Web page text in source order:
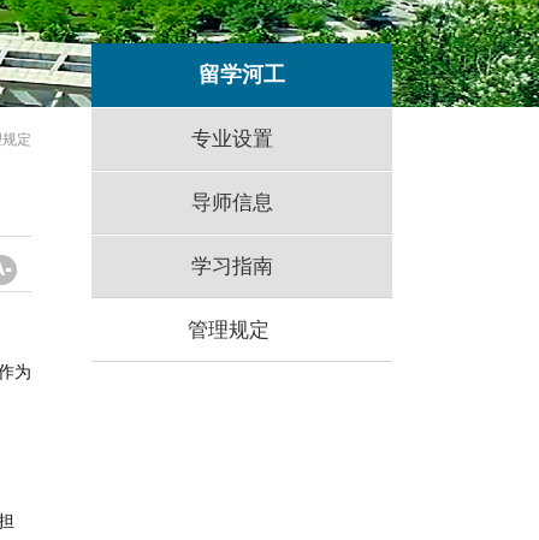
留学河工
专业设置
导师信息
学习指南
管理规定
定
为